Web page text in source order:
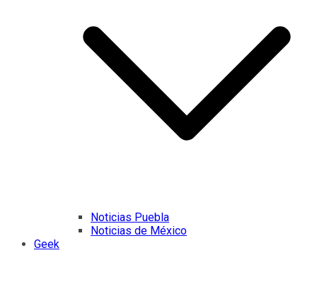
Noticias Puebla
Noticias de México
Geek